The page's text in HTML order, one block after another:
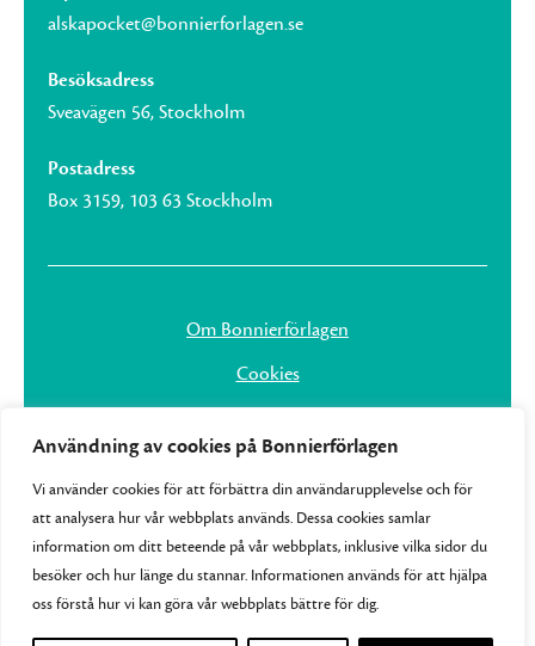
Användning av cookies på Bonnierförlagen
Vi använder cookies för att förbättra din användarupplevelse och för
att analysera hur vår webbplats används. Dessa cookies samlar
information om ditt beteende på vår webbplats, inklusive vilka sidor du
besöker och hur länge du stannar. Informationen används för att hjälpa
oss förstå hur vi kan göra vår webbplats bättre för dig.
alskapocket@bonnierforlagen.se
Besöksadress
Sveavägen 56, Stockholm
Postadress
Box 3159, 103 63 Stockholm
Om Bonnierförlagen
Cookies